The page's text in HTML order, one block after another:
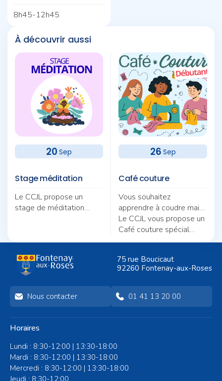
8h45-12h45
À découvrir aussi
20 Sep
Stage méditation
Le CCJL propose un
stage de méditation
deux fils pour une même
26 Sep
Café couture
Vous souhaitez
apprendre à coudre mais
ne savez pas par où
commencer ?
Le CCJL vous propose un
Café couture spécial
débutants, animé par
75 rue Boucicaut
92260 Fontenay-aux-Roses
Nous contacter 01 41 13 20 00
Horaires
Lundi : 8:30-12:00 | 13:30-18:00
Mardi : 8:30-12:00 | 13:30-18:00
Mercredi : 8:30-12:00 | 13:30-18:00
Jeudi : 8:30-12:00